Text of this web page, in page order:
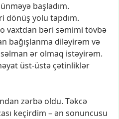
başladım.
dönüş yolu tapdım.
o vaxtdan bəri səmimi tövbə
bağışlanma diləyirəm və
ər olmaq istəyirəm.
üst-üstə çətinliklər
zərbə oldu. Təkcə
keçirdim –ən sonuncusu